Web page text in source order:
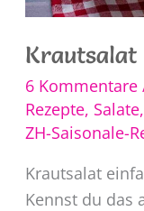
Krautsalat
6 Kommentare
Rezepte, Salate,
ZH-Saisonale-
Krautsalat
Kennst du das